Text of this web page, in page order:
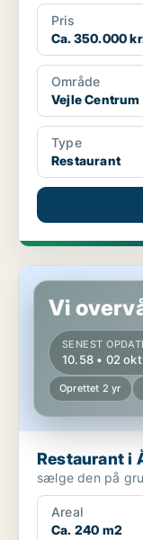
Pris
Ca. 350.000
Område
Vejle Centrum
Type
Restaurant
Restaurant i Århus C
Vi
SENEST
10.58 • 02
Oprettet 2 yr
Restaurant i
sælge den på
Areal
Ca. 240 m2